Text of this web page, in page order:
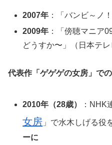
2007年 ：「バンビ～ノ
2009年 ：「傍聴マニア
どうすか〜」（日本テ
代表作「ゲゲゲの女房」で
2010年（28歳） ：NHK
女房 」で水木しげる役
ーに